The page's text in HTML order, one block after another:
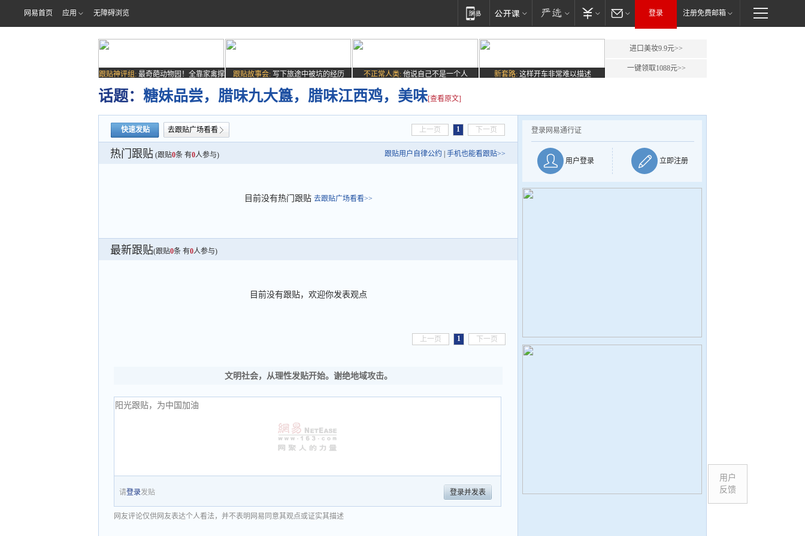
网易首页 应用 无障碍浏览 登录 注册免费邮箱
跟贴神评组: 最奇葩动物园！全靠家禽撑
场子
跟贴故事会: 写下旅途中被坑的经历 不正常人类: 他说自己不是一个人 新套路: 这样开车非常难以描述
进口美妆9.9元>>
一键领取1088元>>
话题： 糖妹品尝，腊味九大簋，腊味江西鸡，美味[查看原文]
快速发贴 去跟贴广场看看 上一页 1 下一页
热门跟贴 (跟贴0条 有0人参与) 跟贴用户自律公约 手机也能看跟贴>>
目前没有热门跟贴 去跟贴广场看看>>
最新跟贴(跟贴0条 有0人参与)
目前没有跟贴，欢迎你发表观点
上一页 1 下一页
文明社会，从理性发贴开始。谢绝地域攻击。
请登录发贴 登录并发表
网友评论仅供网友表达个人看法，并不表明网易同意其观点或证实其描述
登录网易通行证
用户登录 立即注册
用户
反馈